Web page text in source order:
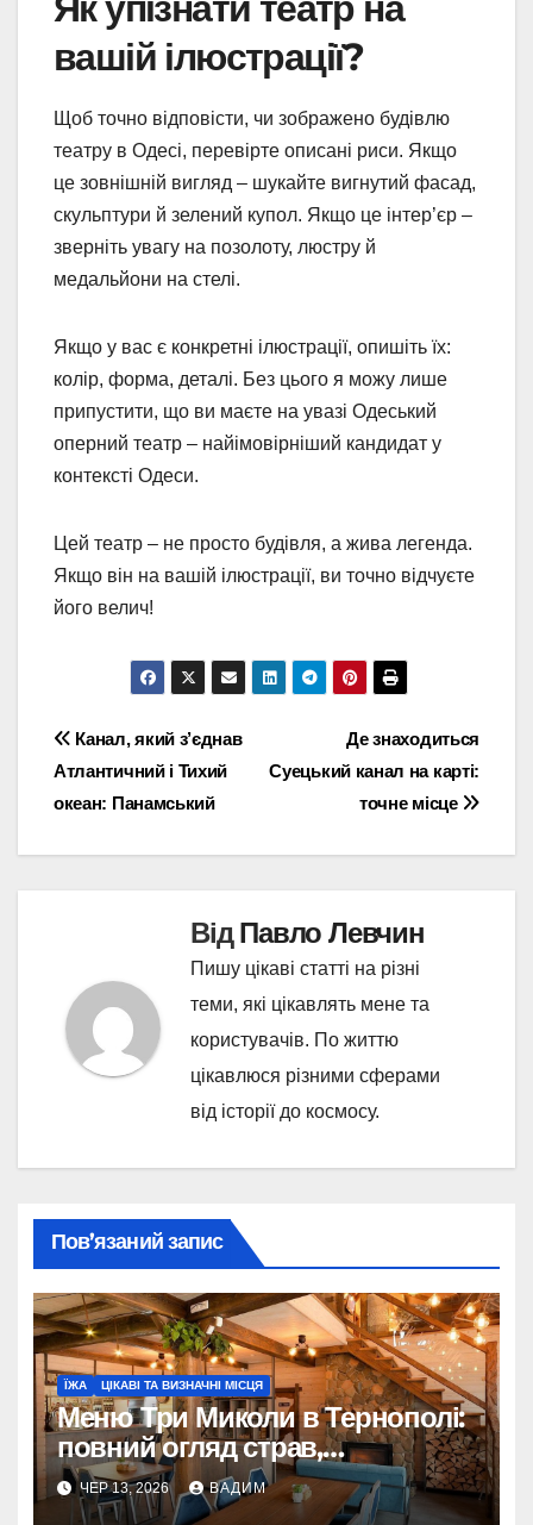
вашій ілюстрації?
Щоб точно відповісти, чи зображено будівлю
театру в Одесі, перевірте описані риси. Якщо
це зовнішній вигляд – шукайте вигнутий фасад,
скульптури й зелений купол. Якщо це інтер’єр –
зверніть увагу на позолоту, люстру й
медальйони на стелі.
Якщо у вас є конкретні ілюстрації, опишіть їх:
колір, форма, деталі. Без цього я можу лише
припустити, що ви маєте на увазі Одеський
оперний театр – найімовірніший кандидат у
контексті Одеси.
Цей театр – не просто будівля, а жива легенда.
Якщо він на вашій ілюстрації, ви точно відчуєте
його велич!
Навігація
записів
Де знаходиться
Суецький канал на карті:
точне місце
Канал, який з’єднав
Атлантичний і Тихий
океан: Панамський
ВідПавло Левчин
Пишу цікаві статті на різні
теми, які цікавлять мене та
користувачів. По життю
цікавлюся різними сферами
від історії до космосу.
Пов’язаний запис
ЇЖА ЦІКАВІ ТА ВИЗНАЧНІ МІСЦЯ
Меню Три Миколи в Тернополі:
повний огляд страв,
рекомендацій та як обрати
ідеальний варіант
ЧЕР 13, 2026 ВАДИМ